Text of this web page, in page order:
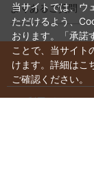
よくあるご質問
ご利用ガイド
当サイトでは、ウ
ただけるよう、
おります。「承諾
ことで、当サイト
けます。詳細はこ
ご確認ください。